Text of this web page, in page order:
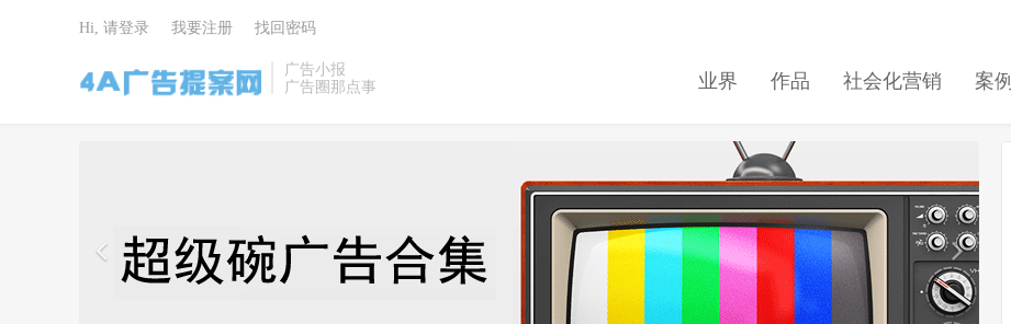
圈那点事
广告小报
广告圈那点事
业界 作品 社会化营销 案例
Hi, 请登录 我要注册 找回密码